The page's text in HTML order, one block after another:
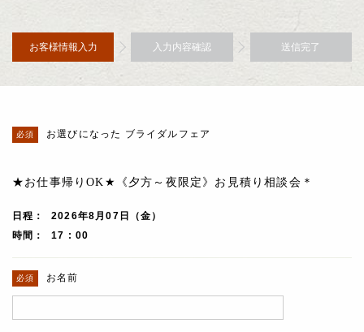
お客様情報入力 入力内容確認 送信完了
お選びになった ブライダルフェア
★お仕事帰りOK★《夕方～夜限定》お見積り相談会＊
日程
2026年8月07日（金）
時間
17 : 00
お名前